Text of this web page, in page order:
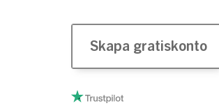
Skapa gratiskonto